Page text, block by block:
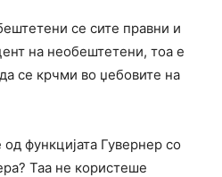
се сите правни и
на необештетени, тоа е
се крчми во џебовите на
функцијата Гувернер со
Таа не користеше